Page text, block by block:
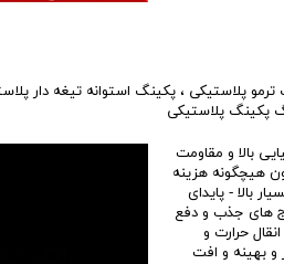
ترمو پلاستیکی ، پکینگ استوانه تیغه دار
پکینگ پلاستیکی
بالا و مقاومت
هیچگونه هزینه
بالا - پایدای
های جذب و دفع
حرارت و
و بهینه و افت